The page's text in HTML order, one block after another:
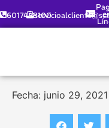
6017448100
Fecha: junio 29, 2021